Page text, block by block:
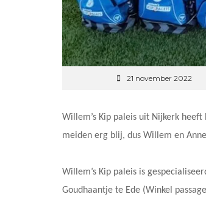
21 november 2022
Willem’s Kip paleis uit Nijkerk
meiden erg blij, dus Willem en
Willem’s Kip paleis is
Goudhaantje te Ede (Winkel